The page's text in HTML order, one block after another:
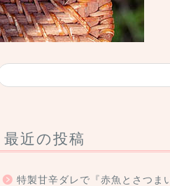
最近の投稿
特製甘辛ダレで『赤魚とさつま